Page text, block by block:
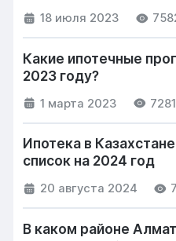
18 июля 2023
Какие ипотечные
2023 году?
1 марта 2023
Ипотека в
список на 2024 год
20 августа 2024
В каком районе